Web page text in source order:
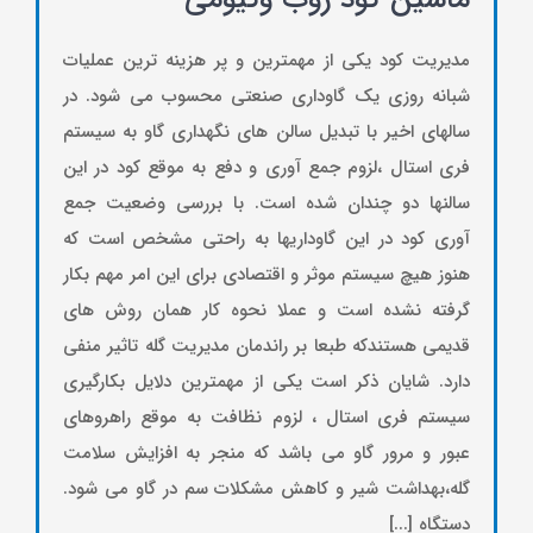
مدیریت کود یکی از مهمترین و پر هزینه ترین عملیات
شبانه روزی یک گاوداری صنعتی محسوب می شود. در
سالهای اخیر با تبدیل سالن های نگهداری گاو به سیستم
فری استال ،لزوم جمع آوری و دفع به موقع کود در این
سالنها دو چندان شده است. با بررسی وضعیت جمع
آوری کود در این گاوداریها به راحتی مشخص است که
هنوز هیچ سیستم موثر و اقتصادی برای این امر مهم بکار
گرفته نشده است و عملا نحوه کار همان روش های
قدیمی هستندکه طبعا بر راندمان مدیریت گله تاثیر منفی
دارد. شایان ذکر است یکی از مهمترین دلایل بکارگیری
سیستم فری استال ، لزوم نظافت به موقع راهروهای
عبور و مرور گاو می باشد که منجر به افزایش سلامت
گله،بهداشت شیر و کاهش مشکلات سم در گاو می شود.
دستگاه [...]